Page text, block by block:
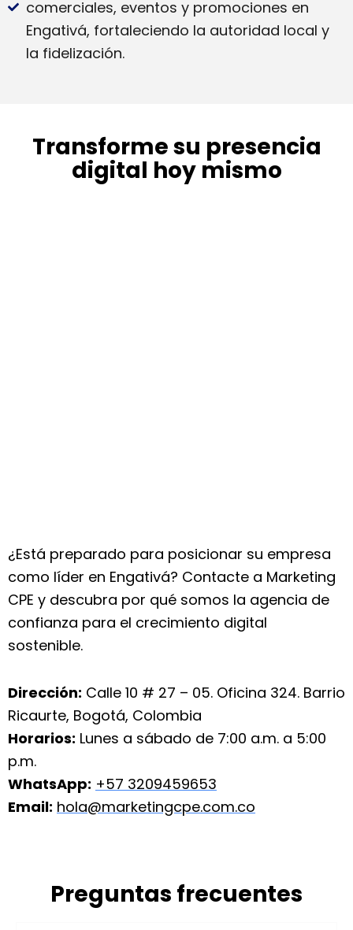
comerciales, eventos y promociones en
Engativá, fortaleciendo la autoridad local y
la fidelización.
Transforme su presencia
digital hoy mismo
¿Está preparado para posicionar su empresa
como líder en Engativá? Contacte a Marketing
CPE y descubra por qué somos la agencia de
confianza para el crecimiento digital
sostenible.
Dirección: Calle 10 # 27 – 05. Oficina 324. Barrio
Ricaurte, Bogotá, Colombia
Horarios: Lunes a sábado de 7:00 a.m. a 5:00
p.m.
WhatsApp: +57 3209459653
Email: hola@marketingcpe.com.co
Preguntas frecuentes